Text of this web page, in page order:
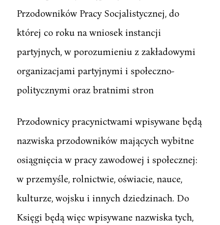
Przodowników Pracy Socjalistycznej, do
której co roku na wniosek instancji
partyjnych, w porozumieniu z zakładowymi
organizacjami partyjnymi i społeczno-
politycznymi oraz bratnimi stron
Przodownicy pracynictwami wpisywane będą
nazwiska przodowników mających wybitne
osiągnięcia w pracy zawodowej i społecznej:
w przemyśle, rolnictwie, oświacie, nauce,
kulturze, wojsku i innych dziedzinach. Do
Księgi będą więc wpisywane nazwiska tych,